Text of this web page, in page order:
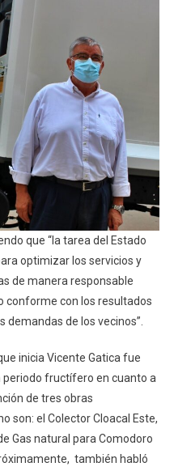
que “la tarea del Estado
optimizar los servicios y
de manera responsable
conforme con los resultados
demandas de los vecinos”.
inicia Vicente Gatica fue
fructífero en cuanto a
de tres obras
son: el Colector Cloacal Este,
Gas natural para Comodoro
también habló